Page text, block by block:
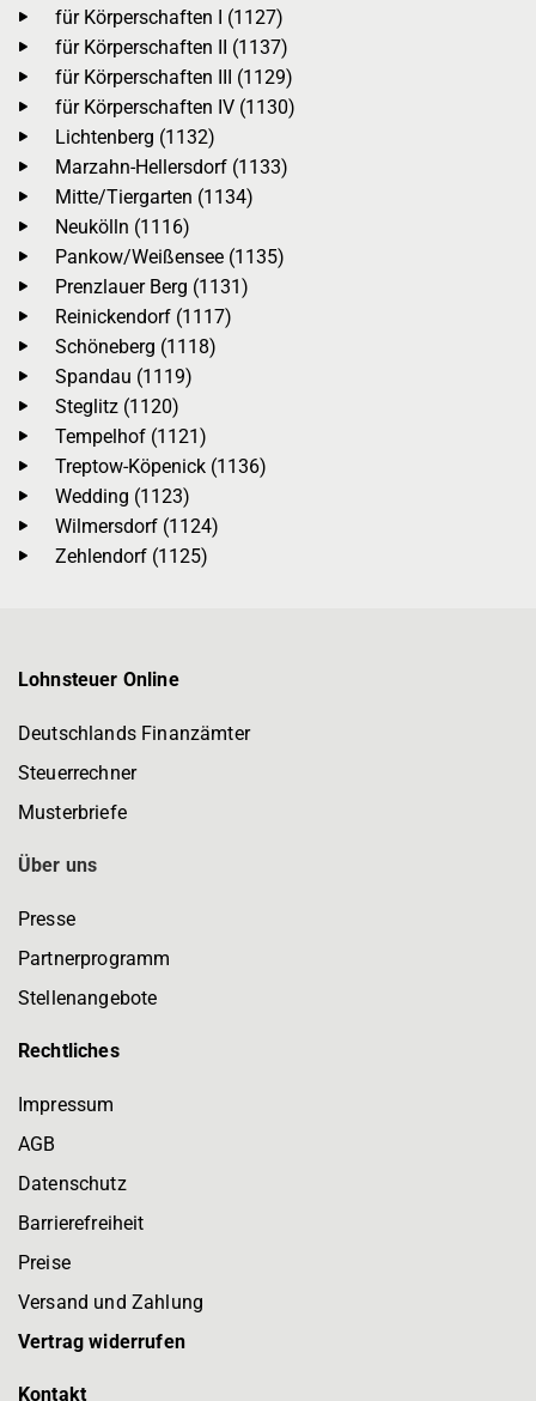
für Körperschaften I (1127)
für Körperschaften II (1137)
für Körperschaften III (1129)
für Körperschaften IV (1130)
Lichtenberg (1132)
Marzahn-Hellersdorf (1133)
Mitte/Tiergarten (1134)
Neukölln (1116)
Pankow/Weißensee (1135)
Prenzlauer Berg (1131)
Reinickendorf (1117)
Schöneberg (1118)
Spandau (1119)
Steglitz (1120)
Tempelhof (1121)
Treptow-Köpenick (1136)
Wedding (1123)
Wilmersdorf (1124)
Zehlendorf (1125)
Lohnsteuer Online
Deutschlands Finanzämter
Steuerrechner
Musterbriefe
Über uns
Presse
Partnerprogramm
Stellenangebote
Rechtliches
Impressum
AGB
Datenschutz
Barrierefreiheit
Preise
Versand und Zahlung
Vertrag widerrufen
Kontakt